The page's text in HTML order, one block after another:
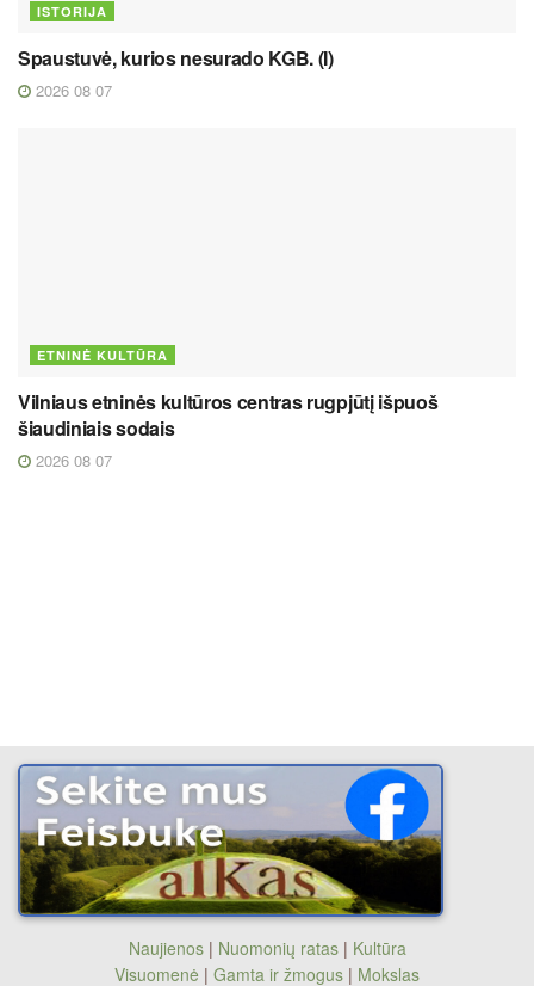
ISTORIJA
Spaustuvė, kurios nesurado KGB. (I)
2026 08 07
ETNINĖ KULTŪRA
Vilniaus etninės kultūros centras rugpjūtį išpuoš
šiaudiniais sodais
2026 08 07
Naujienos| Nuomonių ratas| Kultūra
Visuomenė | Gamta ir žmogus | Mokslas